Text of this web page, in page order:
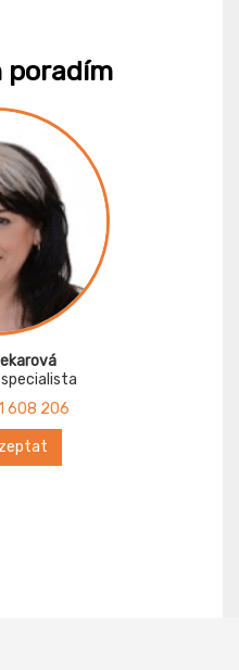
poradím
608 206